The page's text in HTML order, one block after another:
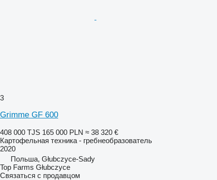
3
Grimme GF 600
408 000 TJS 165 000 PLN ≈ 38 320 €
Картофельная техника - гребнеобразователь
2020
Польша, Głubczyce-Sady
Top Farms Głubczyce
Связаться с продавцом